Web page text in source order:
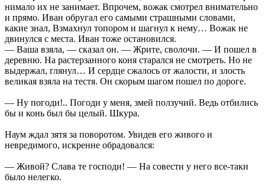
нимало их не занимает. Впрочем, вожак смотрел внимательно
и прямо. Иван обругал его самыми страшными словами,
какие знал, Взмахнул топором и шагнул к нему… Вожак не
двинулся с места. Иван тоже остановился.
— Ваша взяла, — сказал он. — Жрите, сволочи. — И пошел в
деревню. На растерзанного коня старался не смотреть. Но не
выдержал, глянул… И сердце сжалось от жалости, и злость
великая взяла на тестя. Он скорым шагом пошел по дороге.
— Ну погоди!.. Погоди у меня, змей ползучий. Ведь отбились
бы и конь был бы целый. Шкура.
Наум ждал зятя за поворотом. Увидев его живого и
невредимого, искренне обрадовался:
— Живой? Слава те господи! — На совести у него все-таки
было нелегко.